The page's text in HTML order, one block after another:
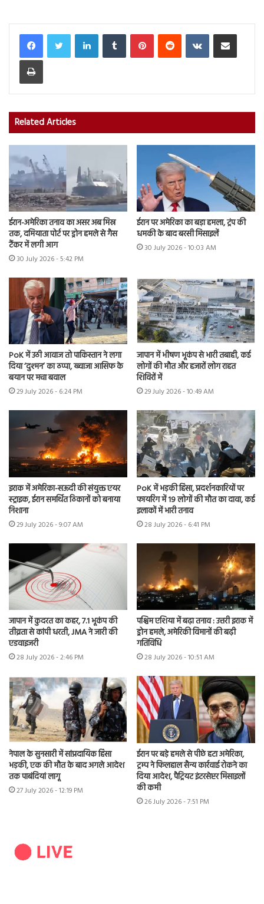
LinkedInTumblr PinterestReddit VKontakteShare via Email
Print
Related Articles
ईरान-अमेरिका तनाव का असर अब मिस्र
तक, दमियाता पोर्ट पर ड्रोन हमले से गैस
टैंकर में लगी आग
30 July 2026 - 5:42 PM
ईरान पर अमेरिका का बड़ा हमला, ट्रंप की
धमकी के बाद बरसी मिसाइलें
30 July 2026 - 10:03 AM
PoK में उठी आवाज तो पाकिस्तान ने लगा
दिया ‘दुश्मन’ का ठप्पा, ख्वाजा आसिफ के
बयान पर मचा बवाल
29 July 2026 - 6:24 PM
जापान में भीषण भूकंप से भारी तबाही, कई
लोगों की मौत और हजारों लोग राहत
शिविरों में
29 July 2026 - 10:49 AM
इराक में अमेरिका-सऊदी की संयुक्त एयर
स्ट्राइक, ईरान समर्थित ठिकानों को बनाया
निशाना
29 July 2026 - 9:07 AM
PoK में भड़की हिंसा, प्रदर्शनकारियों पर
फायरिंग में 19 लोगों की मौत का दावा, कई
इलाकों में भारी तनाव
28 July 2026 - 6:41 PM
जापान में कुदरत का कहर, 7.1 भूकंप की
तीव्रता से कांपी धरती, JMA ने जारी की
एडवाइजरी
28 July 2026 - 2:46 PM
पश्चिम एशिया में बढ़ा तनाव : उत्तरी इराक में
ड्रोन हमले, अमेरिकी विमानों की बढ़ी
गतिविधि
28 July 2026 - 10:51 AM
नेपाल के सुनसारी में सांप्रदायिक हिंसा
भड़की, एक की मौत के बाद अगले आदेश
तक पाबंदियां लागू
27 July 2026 - 12:19 PM
ईरान पर बड़े हमले से पीछे हटा अमेरिका,
ट्रम्प ने फिलहाल सैन्य कार्रवाई रोकने का
दिया आदेश, पैट्रियट इंटरसेप्टर मिसाइलों
की कमी
26 July 2026 - 7:51 PM